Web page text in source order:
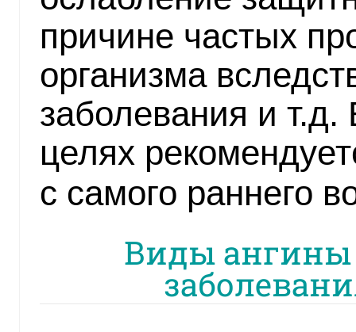
причине частых
организма
заболевания и
целях
с самого раннего
Виды ангины